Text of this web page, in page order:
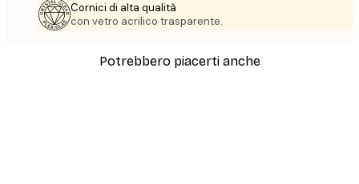
Cornici di alta qualità
con vetro acrilico trasparente.
Potrebbero piacerti anche